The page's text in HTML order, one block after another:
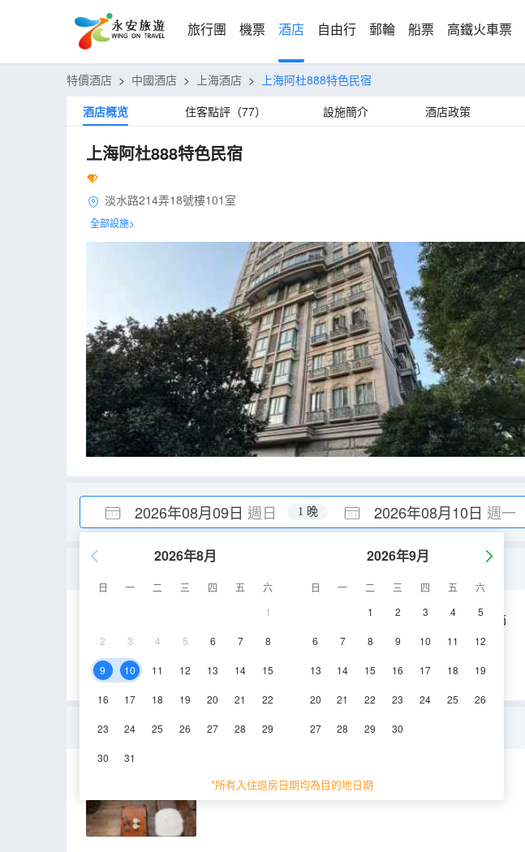
旅行團 機票 酒店 自由行 郵輪 船票 高鐵火車票
特價酒店 > 中國酒店 > 上海酒店 >
上海阿杜888特色民宿
酒店概览
住客點評（77） 設施簡介 酒店政策
上海阿杜888特色民宿
淡水路214弄18號樓101室
全部設施>
2026年08月09日 週日 2026年08月10日 週一
1 晚
2026年8月
日 一 二 三 四 五
六
1
2 3 4 5 6 7 8
9 10 11 12 13 14 15
16 17 18 19 20 21 22
23 24 25 26 27 28 29
30 31
2026年9月
日 一 二 三 四 五
六
1
2 3 4 5
6 7 8 9 10 11 12
13 14 15 16 17 18 19
20 21 22 23 24 25 26
27 28 29 30
*所有入住退房日期均為目的地日期
空調 電視機 冰箱
天地|簡約套房
88㎡ 5層 空調